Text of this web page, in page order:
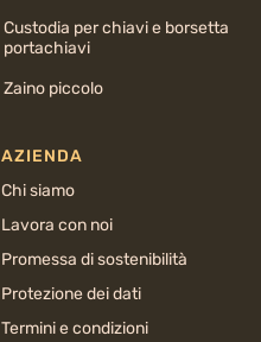
Custodia per chiavi e borsetta
portachiavi
Zaino piccolo
AZIENDA
Chi siamo
Lavora con noi
Promessa di sostenibilità
Protezione dei dati
Termini e condizioni